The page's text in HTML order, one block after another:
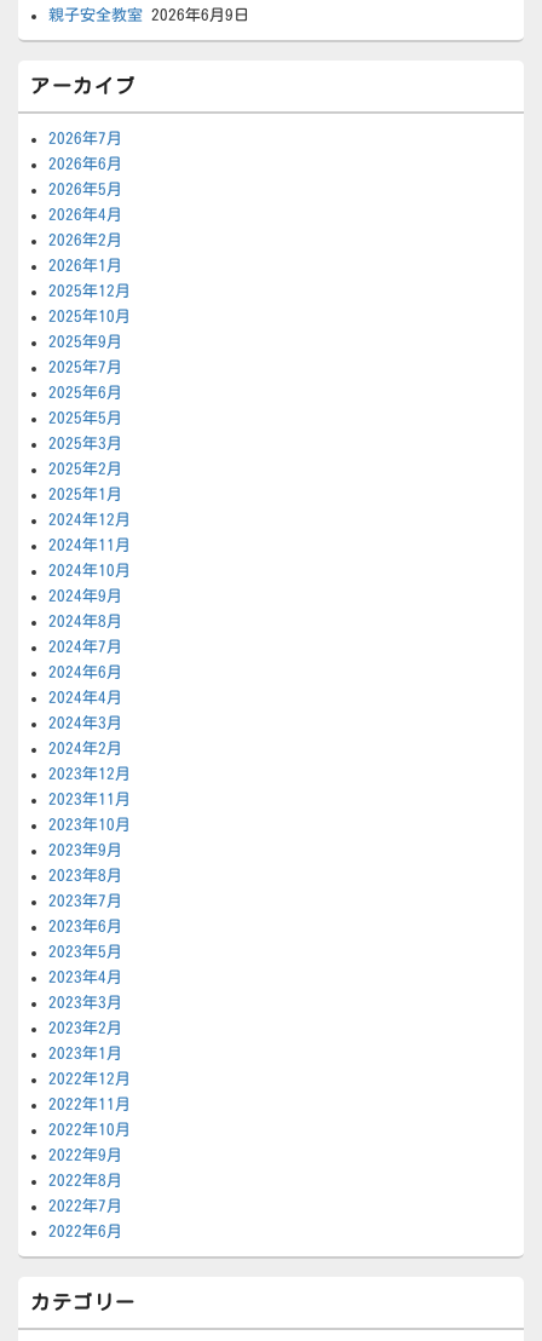
親子安全教室 2026年6月9日
アーカイブ
2026年7月
2026年6月
2026年5月
2026年4月
2026年2月
2026年1月
2025年12月
2025年10月
2025年9月
2025年7月
2025年6月
2025年5月
2025年3月
2025年2月
2025年1月
2024年12月
2024年11月
2024年10月
2024年9月
2024年8月
2024年7月
2024年6月
2024年4月
2024年3月
2024年2月
2023年12月
2023年11月
2023年10月
2023年9月
2023年8月
2023年7月
2023年6月
2023年5月
2023年4月
2023年3月
2023年2月
2023年1月
2022年12月
2022年11月
2022年10月
2022年9月
2022年8月
2022年7月
2022年6月
カテゴリー